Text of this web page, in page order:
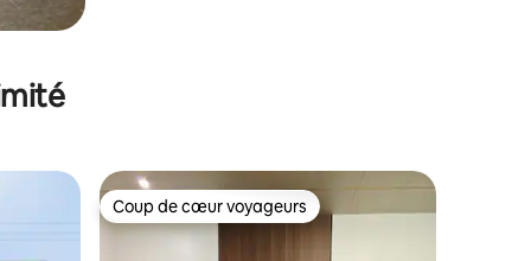
Coup de cœur voyageurs
Coup de cœur voyageurs